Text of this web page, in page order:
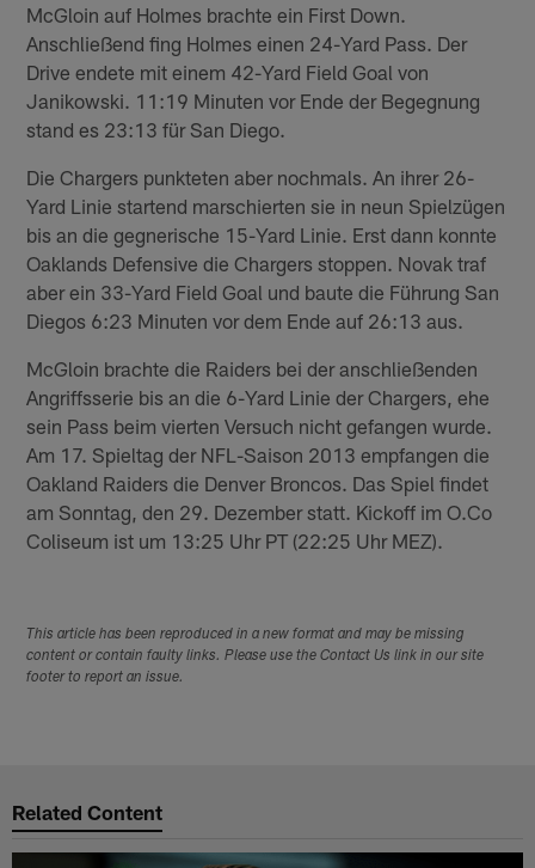
McGloin auf Holmes brachte ein First Down.
Anschließend fing Holmes einen 24-Yard Pass. Der
Drive endete mit einem 42-Yard Field Goal von
Janikowski. 11:19 Minuten vor Ende der Begegnung
stand es 23:13 für San Diego.
Die Chargers punkteten aber nochmals. An ihrer 26-
Yard Linie startend marschierten sie in neun Spielzügen
bis an die gegnerische 15-Yard Linie. Erst dann konnte
Oaklands Defensive die Chargers stoppen. Novak traf
aber ein 33-Yard Field Goal und baute die Führung San
Diegos 6:23 Minuten vor dem Ende auf 26:13 aus.
McGloin brachte die Raiders bei der anschließenden
Angriffsserie bis an die 6-Yard Linie der Chargers, ehe
sein Pass beim vierten Versuch nicht gefangen wurde.
Am 17. Spieltag der NFL-Saison 2013 empfangen die
Oakland Raiders die Denver Broncos. Das Spiel findet
am Sonntag, den 29. Dezember statt. Kickoff im O.Co
Coliseum ist um 13:25 Uhr PT (22:25 Uhr MEZ).
This article has been reproduced in a new format and may be missing
content or contain faulty links. Please use the Contact Us link in our site
footer to report an issue.
Related Content